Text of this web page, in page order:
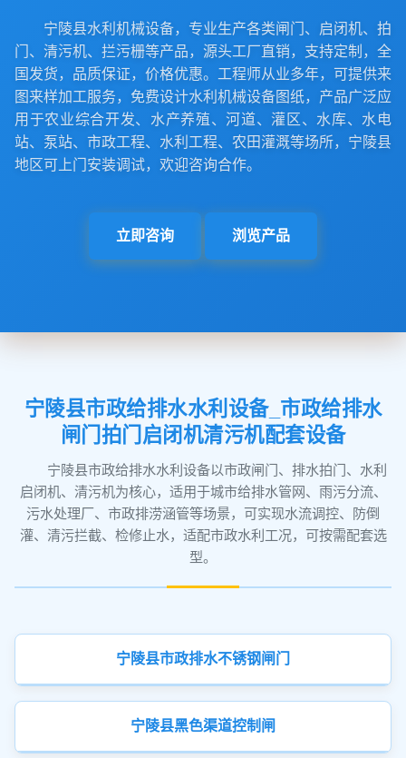
宁陵县水利机械设备，专业生产各类闸门、启闭机、拍
门、清污机、拦污栅等产品，源头工厂直销，支持定制，全
国发货，品质保证，价格优惠。工程师从业多年，可提供来
图来样加工服务，免费设计水利机械设备图纸，产品广泛应
用于农业综合开发、水产养殖、河道、灌区、水库、水电
站、泵站、市政工程、水利工程、农田灌溉等场所，宁陵县
地区可上门安装调试，欢迎咨询合作。
立即咨询 浏览产品
宁陵县市政给排水水利设备_市政给排水
闸门拍门启闭机清污机配套设备
宁陵县市政给排水水利设备以市政闸门、排水拍门、水利
启闭机、清污机为核心，适用于城市给排水管网、雨污分流、
污水处理厂、市政排涝涵管等场景，可实现水流调控、防倒
灌、清污拦截、检修止水，适配市政水利工况，可按需配套选
型。
宁陵县市政排水不锈钢闸门
宁陵县黑色渠道控制闸